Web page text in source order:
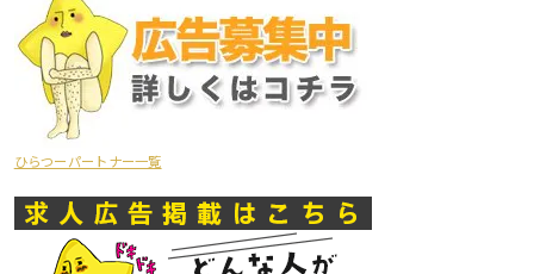
ひらつーパートナー一覧